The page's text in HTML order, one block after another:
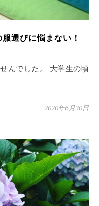
選びに悩まない！
2020年6月30日